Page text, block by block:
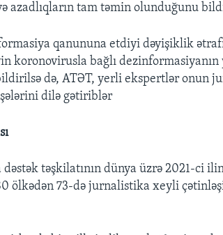
azadlıqların tam təmin olunduğunu
qanununa etdiyi dəyişiklik
koronovirusla bağlı dezinformasiyanın
də, ATƏT, yerli ekspertlər onun
dilə gətiriblər
təşkilatının dünya üzrə 2021-ci
ölkədən 73-də jurnalistika xeyli